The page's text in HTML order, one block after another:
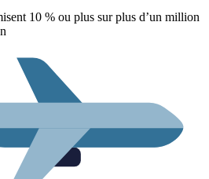
10 % ou plus sur plus d’un million